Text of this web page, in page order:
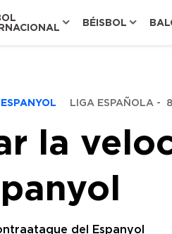
BÉISBOL
LIGA ESPAÑOLA -
la